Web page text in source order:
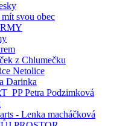
mít svou obec
z Chlumečku
Netolice
Darinka
Petra Podzimková
- Lenka macháčková